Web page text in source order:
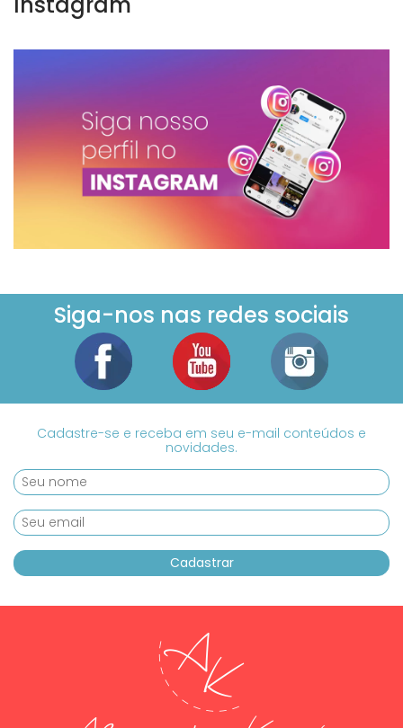
Siga-nos nas redes sociais
Cadastre-se e receba em seu e-mail conteúdos e
novidades.